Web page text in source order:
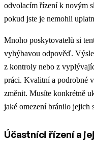
odvolacím řízení k novým
pokud jste je nemohli
Mnoho poskytovatelů si
vyhýbavou odpověď.
z kontroly nebo z
práci. Kvalitní a podrobné
změnit. Musíte konkrétně
jaké omezení bránilo jejich
Účastníci řízení a